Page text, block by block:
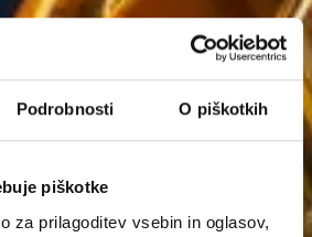
Podrobnosti O piškotkih
piškotke
za prilagoditev vsebin in oglasov,